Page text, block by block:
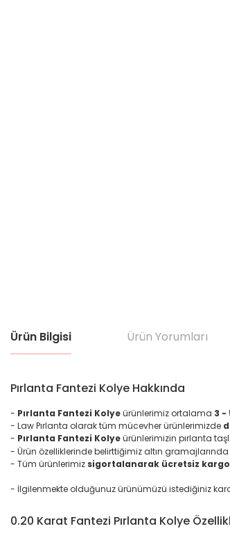
Ürün Bilgisi Ürün Yorumları
Pırlanta Fantezi Kolye Hakkında
- Pırlanta Fantezi Kolyeürünlerimiz ortalama 3 -
- Law Pırlanta olarak tüm mücevher ürünlerimizde
- Pırlanta Fantezi Kolyeürünlerimizin pırlanta
- Ürün özelliklerinde belirttiğimiz altın
- Tüm ürünlerimiz sigortalanarak ücretsiz kargo
- İlgilenmekte olduğunuz ürünümüzü istediğiniz
0.20 Karat Fantezi Pırlanta Kolye